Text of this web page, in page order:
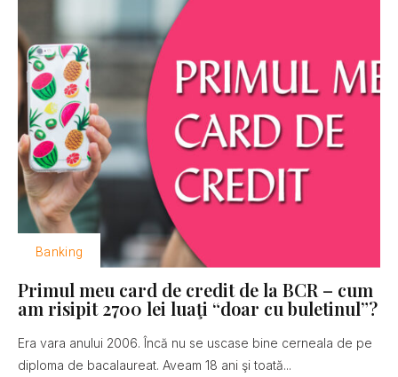
Banking
Primul meu card de credit de la BCR – cum
am risipit 2700 lei luaţi “doar cu buletinul”?
Era vara anului 2006. Încă nu se uscase bine cerneala de pe
diploma de bacalaureat. Aveam 18 ani şi toată...